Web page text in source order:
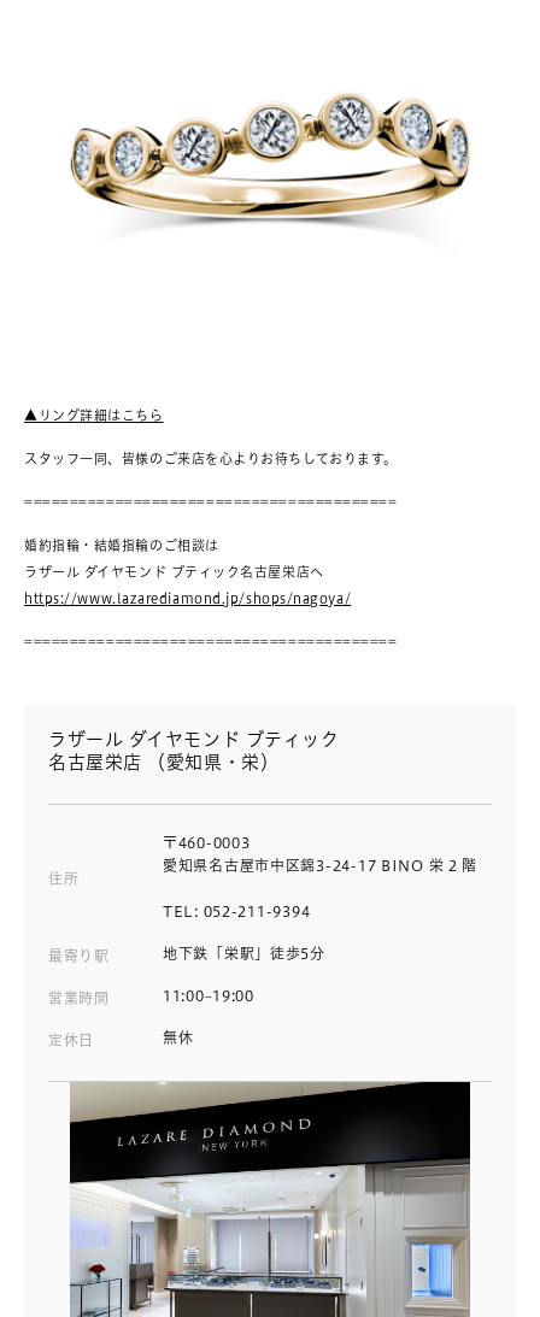
▲リング詳細はこちら
スタッフ一同、皆様のご来店を心よりお待ちしております。
=========================================
婚約指輪・結婚指輪のご相談は
ラザール ダイヤモンド ブティック名古屋栄店へ
https://www.lazarediamond.jp/shops/nagoya/
=========================================
ラザール ダイヤモンド ブティック
名古屋栄店 （愛知県・栄）
住所
〒460-0003
愛知県名古屋市中区錦3-24-17 BINO 栄 2 階
TEL: 052-211-9394
最寄り駅 地下鉄「栄駅」徒歩5分
営業時間 11:00~19:00
定休日 無休